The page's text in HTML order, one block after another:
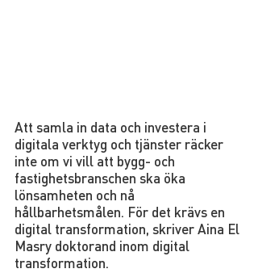
Att samla in data och investera i
digitala verktyg och tjänster räcker
inte om vi vill att bygg- och
fastighetsbranschen ska öka
lönsamheten och nå
hållbarhetsmålen. För det krävs en
digital transformation, skriver Aina El
Masry doktorand inom digital
transformation.